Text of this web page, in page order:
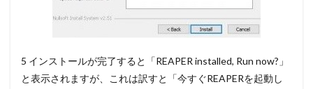
5 インストールが完了すると「REAPER installed, Run now?」
と表示されますが、これは訳すと「今すぐREAPERを起動し